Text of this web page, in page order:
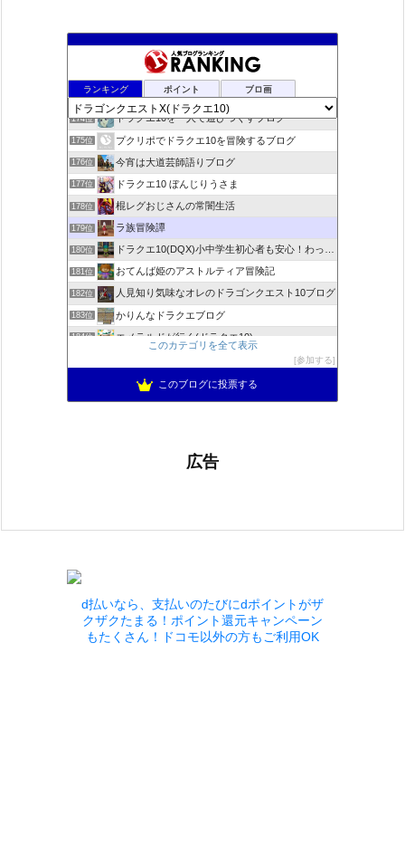
ランキング ポイント ブロ画
きらあほblog
173位 ドラクエやると毎日がパ〜リなぃ！！
174位 ドラクエ10を一人で遊びつくすブログ
175位 プクリポでドラクエ10を冒険するブログ
176位 今宵は大道芸師語りブログ
177位 ドラクエ10 ぼんじりうさま
178位 棍レグおじさんの常闇生活
179位 ラ族冒険譚
180位 ドラクエ10(DQX)小中学生初心者も安心！わったーブログ
181位 おてんば姫のアストルティア冒険記
182位 人見知り気味なオレのドラゴンクエスト10ブログ
183位 かりんなドラクエブログ
184位 エメラルドが行く(ドラクエ10)
くろゆきひめ堂
このカテゴリを全て表示
参加する
このブログに投票する
広告
d払いなら、支払いのたびにdポイントがザ
クザクたまる！ポイント還元キャンペーン
もたくさん！ドコモ以外の方もご利用OK